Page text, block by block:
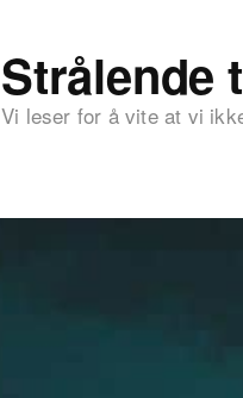
Strålende
Vi leser for å vite at vi